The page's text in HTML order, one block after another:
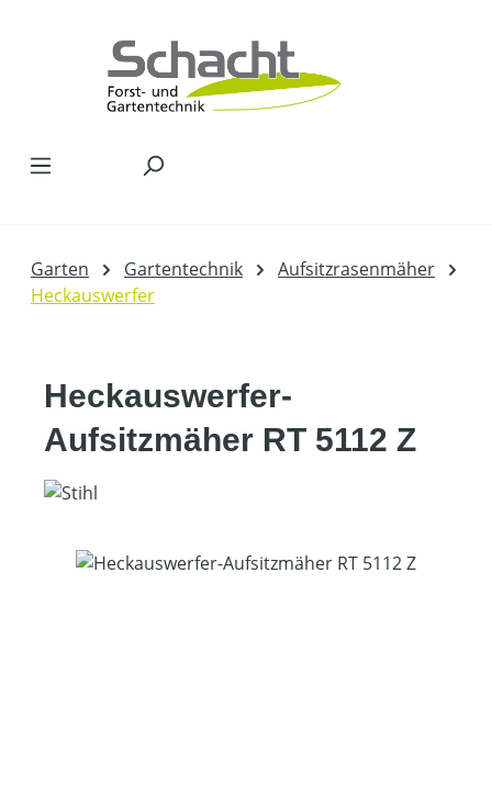
Garten Gartentechnik
Aufsitzrasenmäher
Heckauswerfer
Heckauswerfer-
Aufsitzmäher RT 5112 Z
Bildergalerie überspringen